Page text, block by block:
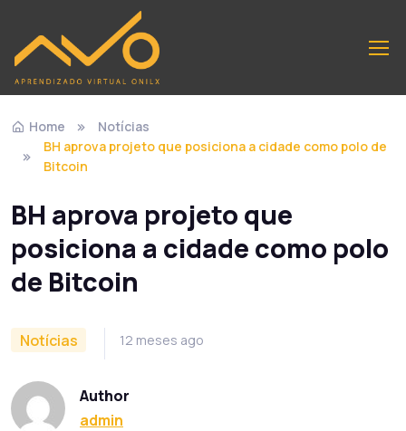
Home
Notícias
BH aprova projeto que posiciona a cidade como polo de
Bitcoin
BH aprova projeto que
posiciona a cidade como polo
de Bitcoin
Notícias 12 meses ago
Author
admin